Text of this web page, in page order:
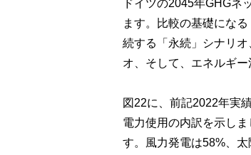
ドイツの2045年GHGネ
ます。比較の基礎にな
続する「永続」シナリ
オ、そして、エネルギ
図22に、前記2022年実
電力使用の内訳を示し
す。風力発電は58%、